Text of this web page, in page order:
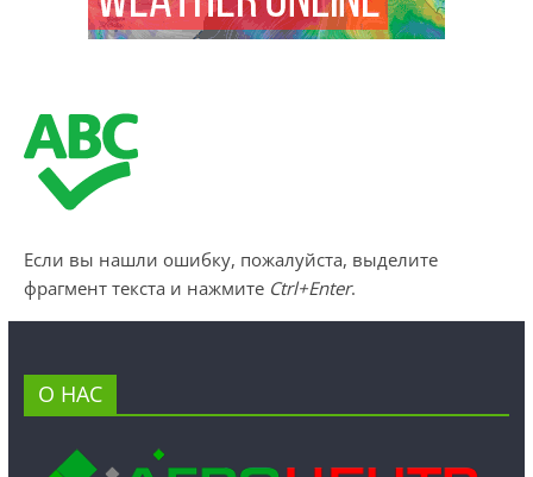
Если вы нашли ошибку, пожалуйста, выделите
фрагмент текста и нажмите Ctrl+Enter.
О НАС